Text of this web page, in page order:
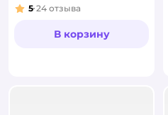
Рейтинг:
5 24 отзыва
В корзину